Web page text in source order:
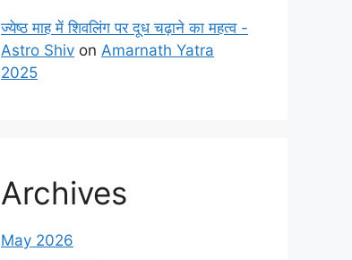
ज्येष्ठ माह में शिवलिंग पर दूध चढ़ाने का महत्व -
Astro Shiv on Amarnath Yatra
2025
Archives
May 2026